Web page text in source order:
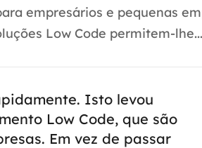
empresários e pequenas
Low Code permitem-lhe...
Isto levou
Low Code, que são
Em vez de passar